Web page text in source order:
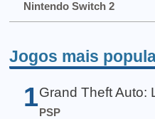
Nintendo Switch 2
Jogos mais
1 Grand Theft Auto:
PSP